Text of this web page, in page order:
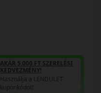
AKÁR 5.000 FT SZERELÉSI
KEDVEZMÉNY!
Használja a LENDÜLET
kuponkódot!